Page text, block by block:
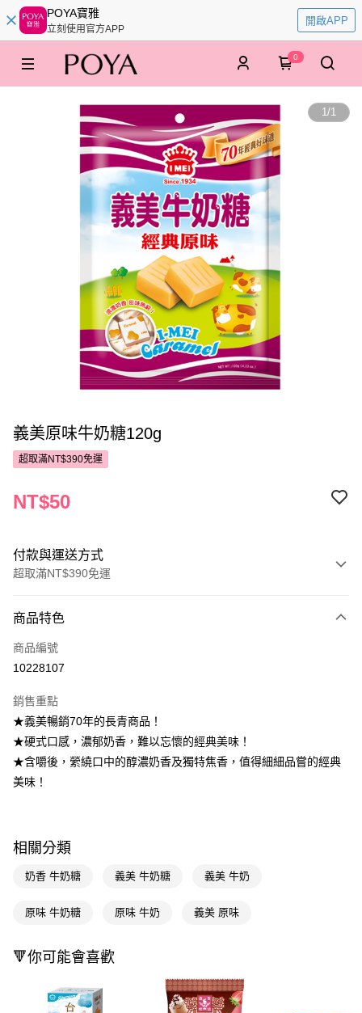
POYA寶雅
立刻使用官方APP
開啟APP
0
1/1
義美原味牛奶糖120g
超取滿NT$390免運
NT$50
付款與運送方式
超取滿NT$390免運
POYA支付
信用卡一次付款
LINE Pay
Apple Pay
街口支付
【關於「AFTEE先享後付」】
AFTEE先享後付是「在收到商品之後才付款」的支付方式。 讓您購物簡單
１．簡單：不需註冊會員、不需綁卡、不需儲值。
２．便利：只要手機號碼，簡訊認證，即可結帳。
３．安心：先確認商品／服務後，再付款。
【「AFTEE先享後付」結帳流程】
即享券
運送方式
每筆NT$65，滿NT$390(含以上)免運費
商品特色
商品編號
10228107
銷售重點
★義美暢銷70年的長青商品！
★硬式口感，濃郁奶香，難以忘懷的經典美味！
★含嚼後，縈繞口中的醇濃奶香及獨特焦香，值得細細品嘗的經典
美味！
相關分類
奶香 牛奶糖 義美 牛奶糖 義美 牛奶
原味 牛奶糖 原味 牛奶 義美 原味
🔻你可能會喜歡